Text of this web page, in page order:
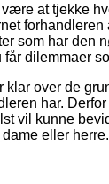
at tjekke
som har den
dilemmaer
klar over de
har.
vil kunne
eller herre.